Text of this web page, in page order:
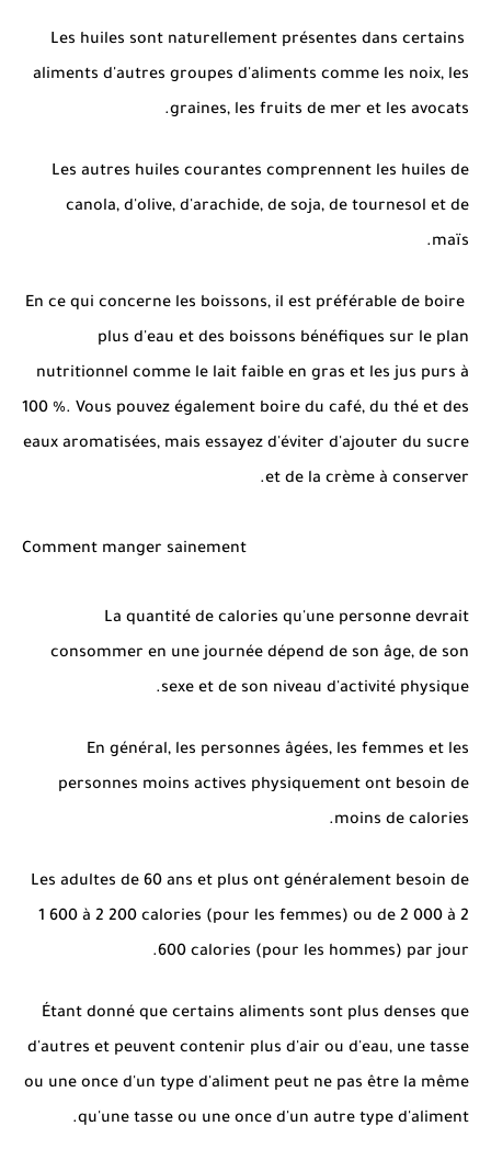
Les huiles sont naturellement présentes dans certains
aliments d'autres groupes d'aliments comme les noix, les
graines, les fruits de mer et les avocats.
Les autres huiles courantes comprennent les huiles de
canola, d'olive, d'arachide, de soja, de tournesol et de
maïs.
En ce qui concerne les boissons, il est préférable de boire
plus d'eau et des boissons bénéfiques sur le plan
nutritionnel comme le lait faible en gras et les jus purs à
100 %. Vous pouvez également boire du café, du thé et des
eaux aromatisées, mais essayez d'éviter d'ajouter du sucre
et de la crème à conserver.
Comment manger sainement
La quantité de calories qu'une personne devrait
consommer en une journée dépend de son âge, de son
sexe et de son niveau d'activité physique.
En général, les personnes âgées, les femmes et les
personnes moins actives physiquement ont besoin de
moins de calories.
Les adultes de 60 ans et plus ont généralement besoin de
1 600 à 2 200 calories (pour les femmes) ou de 2 000 à 2
600 calories (pour les hommes) par jour.
Étant donné que certains aliments sont plus denses que
d'autres et peuvent contenir plus d'air ou d'eau, une tasse
ou une once d'un type d'aliment peut ne pas être la même
qu'une tasse ou une once d'un autre type d'aliment.